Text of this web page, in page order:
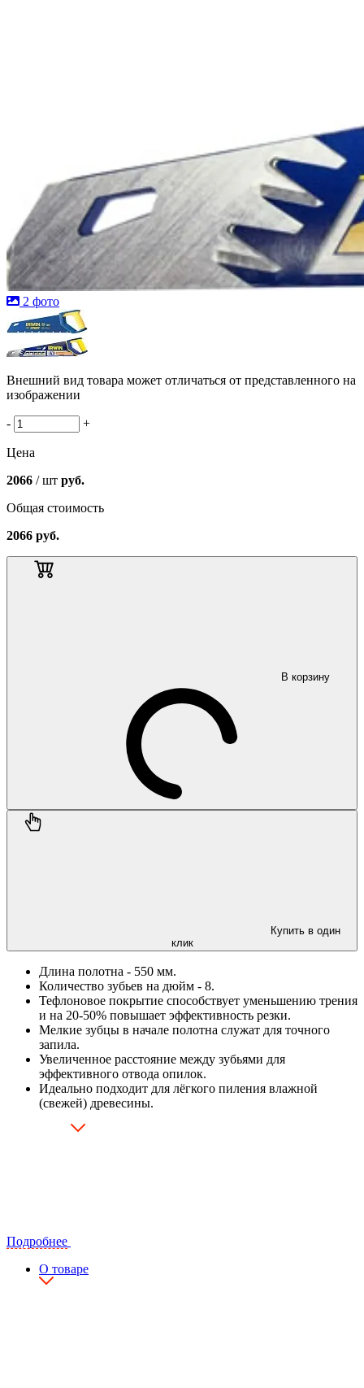
2 фото
Внешний вид товара может отличаться от представленного на
изображении
- +
Цена
2066 / шт руб.
Общая стоимость
2066 руб.
В корзину
Купить в один
клик
Длина полотна - 550 мм.
Количество зубьев на дюйм - 8.
Тефлоновое покрытие способствует уменьшению трения
и на 20-50% повышает эффективность резки.
Мелкие зубцы в начале полотна служат для точного
запила.
Увеличенное расстояние между зубьями для
эффективного отвода опилок.
Идеально подходит для лёгкого пиления влажной
(свежей) древесины.
Подробнее
О товаре